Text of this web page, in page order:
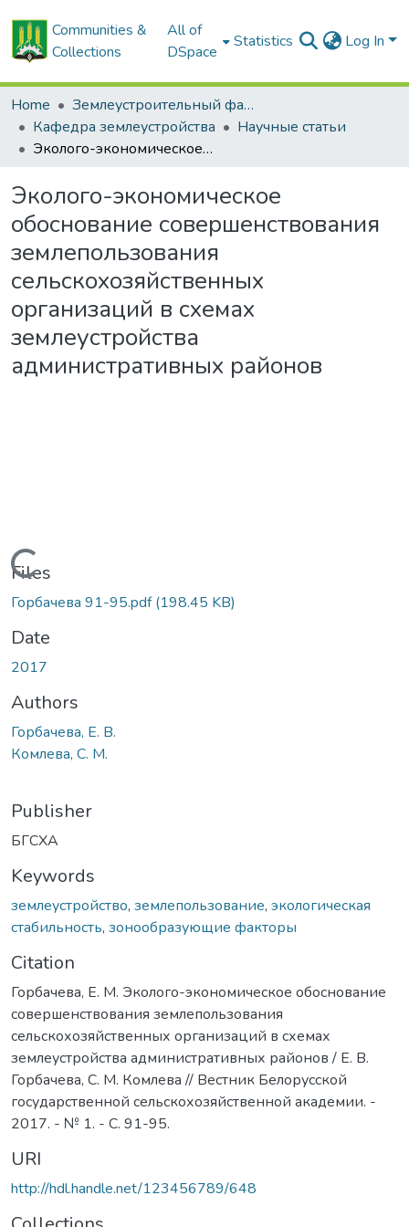
Communities &
Collections
All of
DSpace
Statistics Log In
Home
Землеустроительный факультет
Кафедра землеустройства
Научные статьи
Эколого-экономическое обоснование совершенствования землепользования сельскохозяйственных организаций в схемах землеустройства административных районов
Эколого-экономическое
обоснование совершенствования
землепользования
сельскохозяйственных
организаций в схемах
землеустройства
административных районов
Loading...
Files
Горбачева 91-95.pdf(198.45 KB)
Date
2017
Authors
Горбачева, Е. В.
Комлева, С. М.
Publisher
БГСХА
Keywords
землеустройство, землепользование, экологическая
стабильность, зонообразующие факторы
Citation
Горбачева, Е. М. Эколого-экономическое обоснование
совершенствования землепользования
сельскохозяйственных организаций в схемах
землеустройства административных районов / Е. В.
Горбачева, С. М. Комлева // Вестник Белорусской
государственной сельскохозяйственной академии. -
2017. - № 1. - С. 91-95.
URI
http://hdl.handle.net/123456789/648